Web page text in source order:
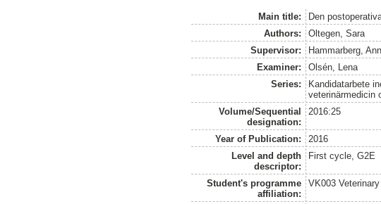
Main title:
Den
Authors:
Oltegen, Sara
Supervisor:
Hammarberg, Ann
Examiner:
Olsén, Lena
Series:
Kandidatarbete
veterinärmedicin
Volume/Sequential
designation:
2016:25
Year of Publication:
2016
Level and depth
descriptor:
First cycle, G2E
Student's programme
affiliation:
VK003